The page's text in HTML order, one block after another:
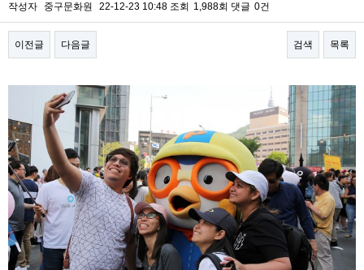
작성자 중구문화원 22-12-23 10:48 조회 1,988회 댓글 0건
이전글 다음글 검색 목록
본문